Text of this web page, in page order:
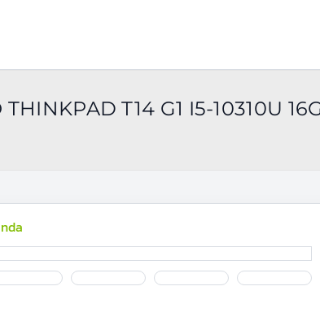
THINKPAD T14 G1 I5-10310U